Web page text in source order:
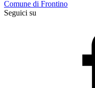
Comune di Frontino
Seguici su